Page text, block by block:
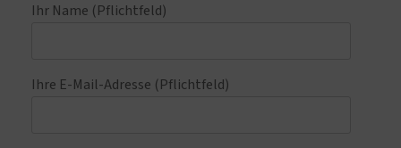
Ihr Name (Pflichtfeld)
Ihre E-Mail-Adresse (Pflichtfeld)